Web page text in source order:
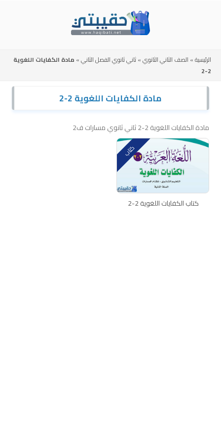
الرئيسية» الصف الثاني الثانوي»ثاني ثانوي الفصل الثاني» مادة الكفايات اللغوية
2-2
مادة الكفايات اللغوية 2-2
مادة الكفايات اللغوية 2-2 ثاني ثانوي مسارات ف2
كتاب
كتاب الكفايات اللغوية 2-2